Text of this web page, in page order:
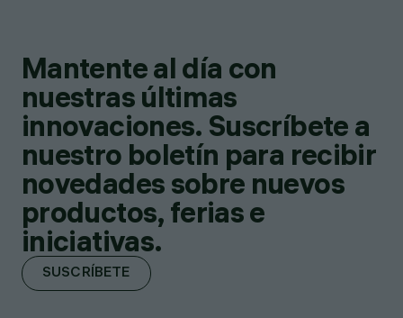
Mantente al día con
nuestras últimas
innovaciones. Suscríbete a
nuestro boletín para recibir
novedades sobre nuevos
productos, ferias e
iniciativas.
SUSCRÍBETE